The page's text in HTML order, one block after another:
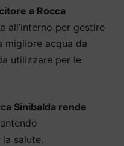
a Rocca
all’interno per gestire
migliore acqua da
utilizzare per le
Sinibalda rende
salute.